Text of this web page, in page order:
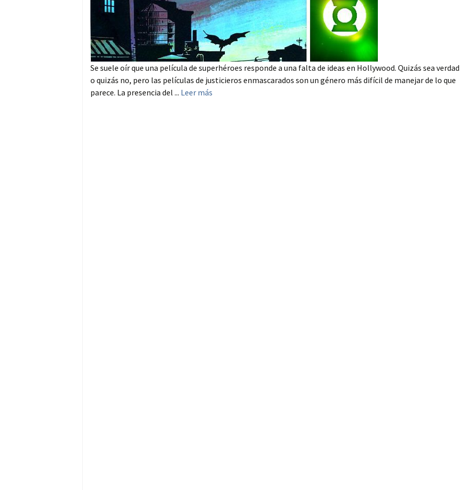
Se suele oír que una película de superhéroes responde a una falta de ideas en Hollywood. Quizás sea verdad
o quizás no, pero las películas de justicieros enmascarados son un género más difícil de manejar de lo que
parece. La presencia del ... Leer más